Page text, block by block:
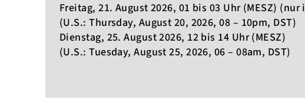
Freitag, 21. August 2026, 01 bis 03 Uhr (MESZ)
(U.S.: Thursday, August 20, 2026, 08 – 10pm, DST)
Dienstag, 25. August 2026, 12 bis 14 Uhr (MESZ)
(U.S.: Tuesday, August 25, 2026, 06 – 08am, DST)